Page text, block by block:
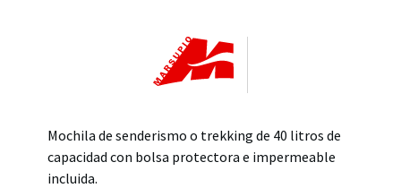
Mochila de senderismo o trekking de 40 litros de
capacidad con bolsa protectora e impermeable
incluida.